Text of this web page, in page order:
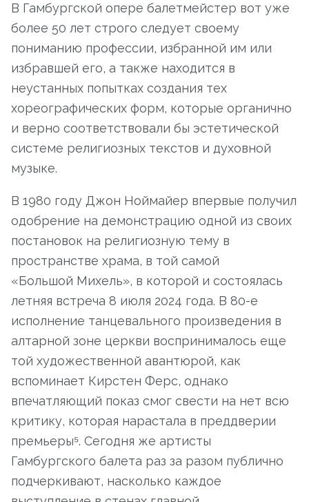
В Гамбургской опере балетмейстер вот уже
более 50 лет строго следует своему
пониманию профессии, избранной им или
избравшей его, а также находится в
неустанных попытках создания тех
хореографических форм, которые органично
и верно соответствовали бы эстетической
системе религиозных текстов и духовной
музыке.
В 1980 году Джон Ноймайер впервые получил
одобрение на демонстрацию одной из своих
постановок на религиозную тему в
пространстве храма, в той самой
«Большой Михель», в которой и состоялась
летняя встреча 8 июля 2024 года. В 80-е
исполнение танцевального произведения в
алтарной зоне церкви воспринималось еще
той художественной авантюрой, как
вспоминает Кирстен Ферс, однако
впечатляющий показ смог свести на нет всю
критику, которая нарастала в преддверии
премьеры⁵. Сегодня же артисты
Гамбургского балета раз за разом публично
подчеркивают, насколько каждое